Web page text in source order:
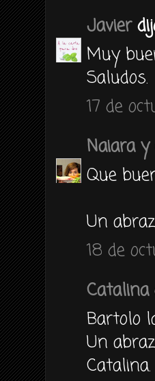
Javier
Muy
Saludos.
17 de
Naiara
Que
Un
18 de
Catalina
Bartolo
Un
Catalina.